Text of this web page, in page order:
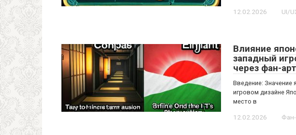
12.02.2026 UI/
Влияние
западный
через фан-арт
Введение: Значение
игровом дизайне
место в
12.02.2026